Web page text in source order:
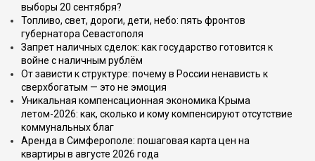
выборы 20 сентября?
Топливо, свет, дороги, дети, небо: пять фронтов
губернатора Севастополя
Запрет наличных сделок: как государство готовится к
войне с наличным рублём
От зависти к структуре: почему в России ненависть к
сверхбогатым — это не эмоция
Уникальная компенсационная экономика Крыма
летом-2026: как, сколько и кому компенсируют отсутствие
коммунальных благ
Аренда в Симферополе: пошаговая карта цен на
квартиры в августе 2026 года